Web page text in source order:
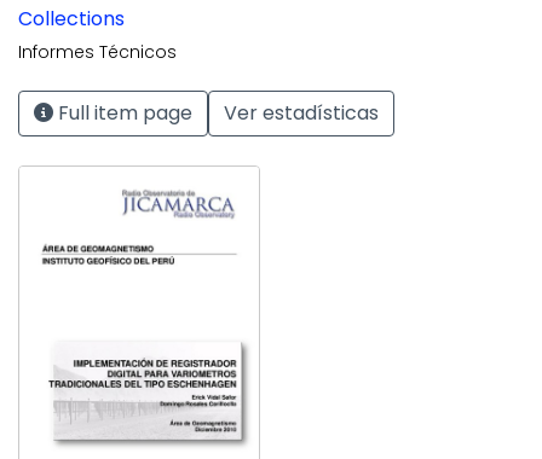
Collections
Informes Técnicos
Full item page Ver estadísticas